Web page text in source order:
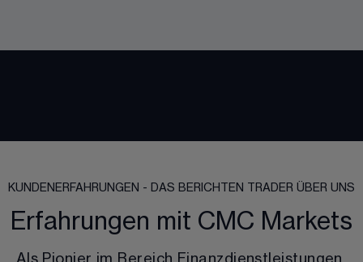
KUNDENERFAHRUNGEN - DAS BERICHTEN TRADER ÜBER UNS
Erfahrungen mit CMC Markets
Als Pionier im Bereich Finanzdienstleistungen